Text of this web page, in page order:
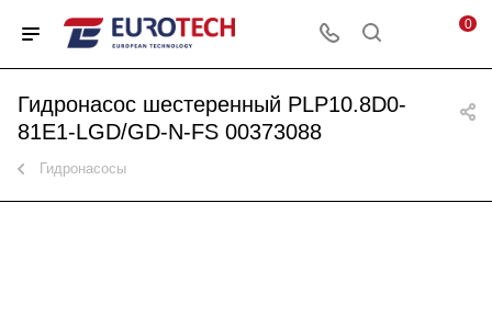
0
Гидронасос шестеренный PLP10.8D0-
81E1-LGD/GD-N-FS 00373088
Гидронасосы